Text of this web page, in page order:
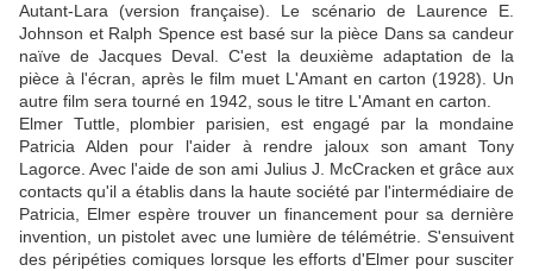
Autant-Lara (version française). Le scénario de Laurence E.
Johnson et Ralph Spence est basé sur la pièce Dans sa candeur
naïve de Jacques Deval. C'est la deuxième adaptation de la
pièce à l'écran, après le film muet L'Amant en carton (1928). Un
autre film sera tourné en 1942, sous le titre L'Amant en carton.
Elmer Tuttle, plombier parisien, est engagé par la mondaine
Patricia Alden pour l'aider à rendre jaloux son amant Tony
Lagorce. Avec l'aide de son ami Julius J. McCracken et grâce aux
contacts qu'il a établis dans la haute société par l'intermédiaire de
Patricia, Elmer espère trouver un financement pour sa dernière
invention, un pistolet avec une lumière de télémétrie. S'ensuivent
des péripéties comiques lorsque les efforts d'Elmer pour susciter